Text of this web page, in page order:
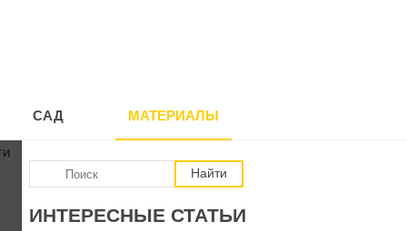
САД МАТЕРИАЛЫ
ИНТЕРЕСНЫЕ СТАТЬИ